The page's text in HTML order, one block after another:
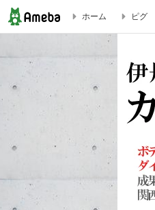
大会リポート｜北新地ジム
ホーム ピグ